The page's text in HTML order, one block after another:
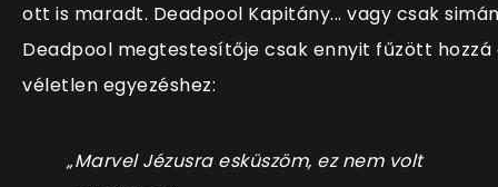
ott is maradt. Deadpool Kapitány... vagy csak
Deadpool megtestesítője csak ennyit fűzött hozzá
véletlen egyezéshez:
„Marvel Jézusra esküszöm, ez nem volt